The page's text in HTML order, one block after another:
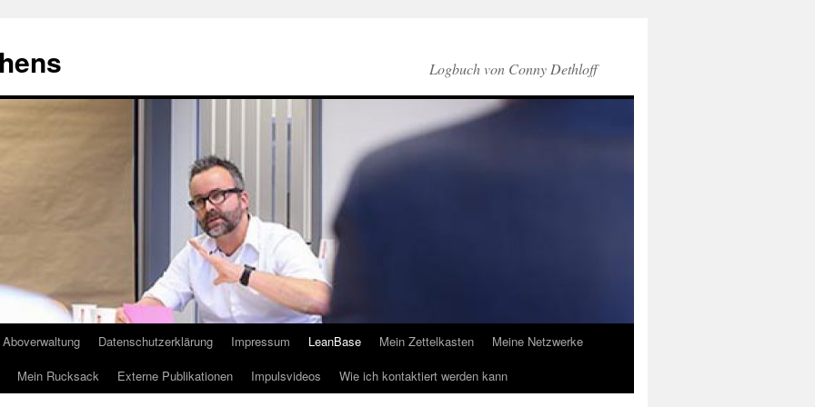
Logbuch von Conny Dethloff
Aboverwaltung Datenschutzerklärung Impressum LeanBase Mein Zettelkasten
Meine Netzwerke
Mein Rucksack Externe Publikationen Impulsvideos Wie ich kontaktiert werden kann